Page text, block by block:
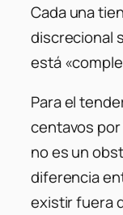
Cada una
discrecional
está
Para el
centavos
no es un
diferencia
existir fuera